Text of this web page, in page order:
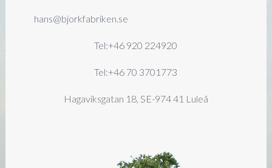
hans@bjorkfabriken.se
Tel:+46 920 224920
Tel:+46 70 3701773
Hagaviksgatan 18, SE-974 41 Luleå